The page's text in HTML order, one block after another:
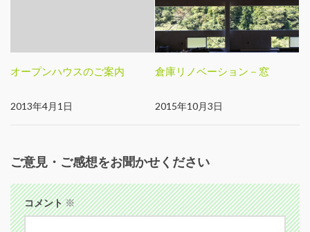
オープンハウスのご案内
2013年4月1日
倉庫リノベーション－窓
2015年10月3日
ご意見・ご感想をお聞かせください
コメント※